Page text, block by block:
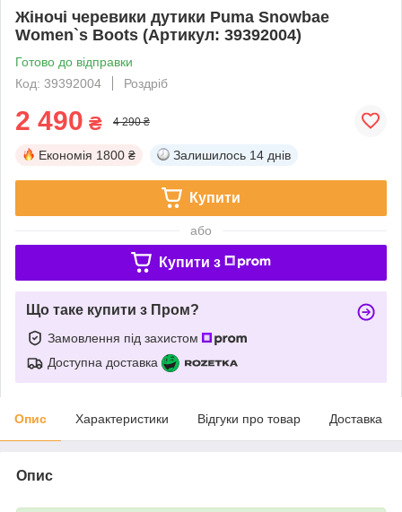
Жіночі черевики дутики Puma Snowbae
Women`s Boots (Артикул: 39392004)
Готово до відправки
Код: 39392004
Роздріб
2 490 ₴ 4 290 ₴
Економія 1800 ₴ Залишилось 14 днів
Купити
або
Купити з
Що таке купити з Пром?
Замовлення під захистом
Доступна доставка
Опис Характеристики Відгуки про товар Доставка
Опис